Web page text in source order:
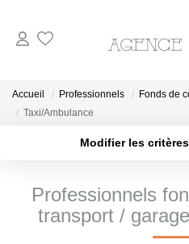
En
Accueil Professionnels Fonds de
Taxi/Ambulance
Modifier les
Sélectionnez...
Type de bien
Professionnels
transport /